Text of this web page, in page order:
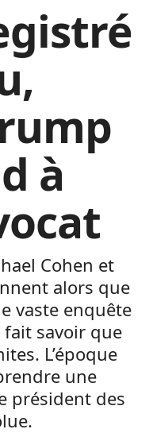
à
Cohen et
alors que
vaste enquête
savoir que
L’époque
une
président des